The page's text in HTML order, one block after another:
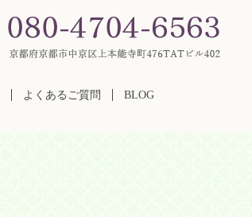
よくあるご質問
BLOG